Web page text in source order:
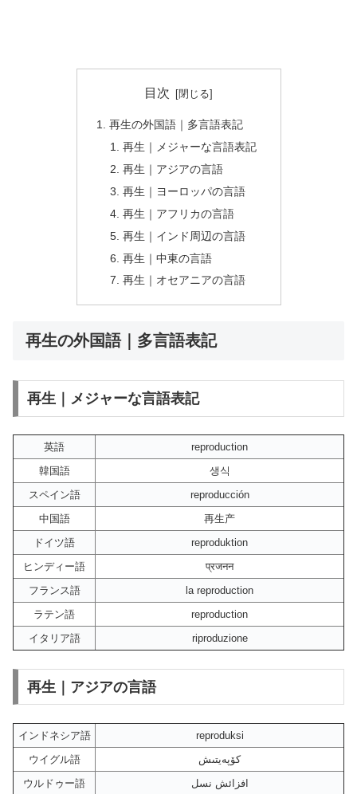
目次
再生の外国語｜多言語表記
再生｜メジャーな言語表記
再生｜アジアの言語
再生｜ヨーロッパの言語
再生｜アフリカの言語
再生｜インド周辺の言語
再生｜中東の言語
再生｜オセアニアの言語
再生の外国語｜多言語表記
再生｜メジャーな言語表記
英語
reproduction
韓国語
생식
スペイン語
reproducción
中国語
再生产
ドイツ語
reproduktion
ヒンディー語
प्रजनन
フランス語
la reproduction
ラテン語
reproduction
イタリア語
riproduzione
再生｜アジアの言語
インドネシア語
reproduksi
ウイグル語
كۆپەيتىش
ウルドゥー語
افزائش نسل